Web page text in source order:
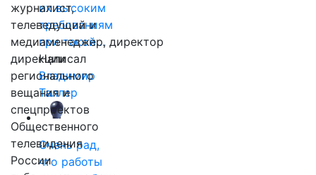
их высоким
требованиям
при такой…
Написал
Владимир
Таллер
Очень рад,
что работы
журналист,
телеведущий и
медиаменеджер, директор
дирекции
регионального
вещания и
спецпроектов
Общественного
телевидения
России